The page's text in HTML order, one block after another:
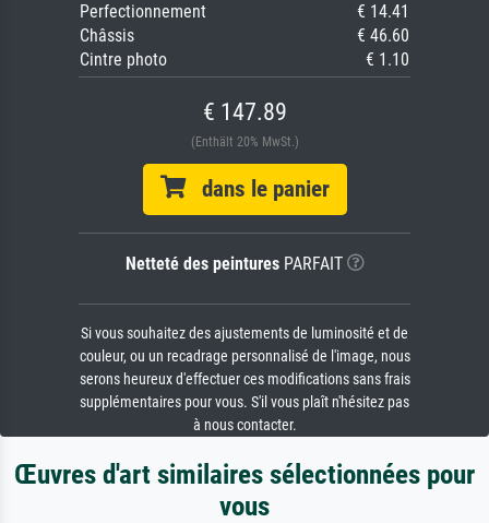
Perfectionnement
€ 14.41
Châssis
€ 46.60
Cintre photo
€ 1.10
€ 147.89
(Enthält 20% MwSt.)
dans le panier
Netteté des peinturesPARFAIT
Si vous souhaitez des ajustements de luminosité et de
couleur, ou un recadrage personnalisé de l'image, nous
serons heureux d'effectuer ces modifications sans frais
supplémentaires pour vous. S'il vous plaît n'hésitez pas
à nous contacter.
Œuvres d'art similaires sélectionnées pour
vous